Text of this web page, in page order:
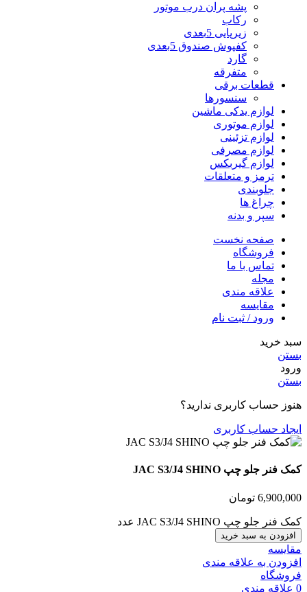
پشه پران درب موتور
رکاب
زیرپایی 5بعدی
کفپوش صندوق 5بعدی
گارد
متفرقه
قطعات برقی
سنسورها
لوازم یدکی ماشین
لوازم موتوری
لوازم تزئینی
لوازم مصرفی
لوازم گیربکس
ترمز و متعلقات
جلوبندی
چراغ ها
سپر و بدنه
صفحه نخست
فروشگاه
تماس با ما
مجله
علاقه مندی
مقایسه
ورود / ثبت نام
سبد خرید
بستن
ورود
بستن
هنوز حساب کاربری ندارید؟
ایجاد حساب کاربری
کمک فنر جلو چپ JAC S3/J4 SHINO
6,900,000 تومان
کمک فنر جلو چپ JAC S3/J4 SHINO عدد
افزودن به سبد خرید
مقایسه
افزودن به علاقه مندی
فروشگاه
0 علاقه مندی